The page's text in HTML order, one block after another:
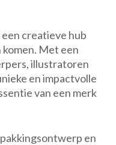
creatieve hub
Met een
illustratoren
en impactvolle
van een merk
en